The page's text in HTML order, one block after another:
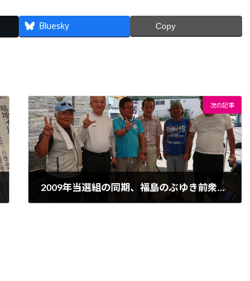
Bluesky Copy
次の記事
2009年当選組の同期、福島のぶゆき前衆議院議員がボランティアに駆けつけてくれました！